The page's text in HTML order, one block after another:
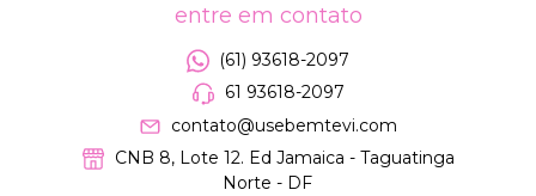
entre em contato
(61) 93618-2097
61 93618-2097
contato@usebemtevi.com
CNB 8, Lote 12. Ed Jamaica - Taguatinga
Norte - DF